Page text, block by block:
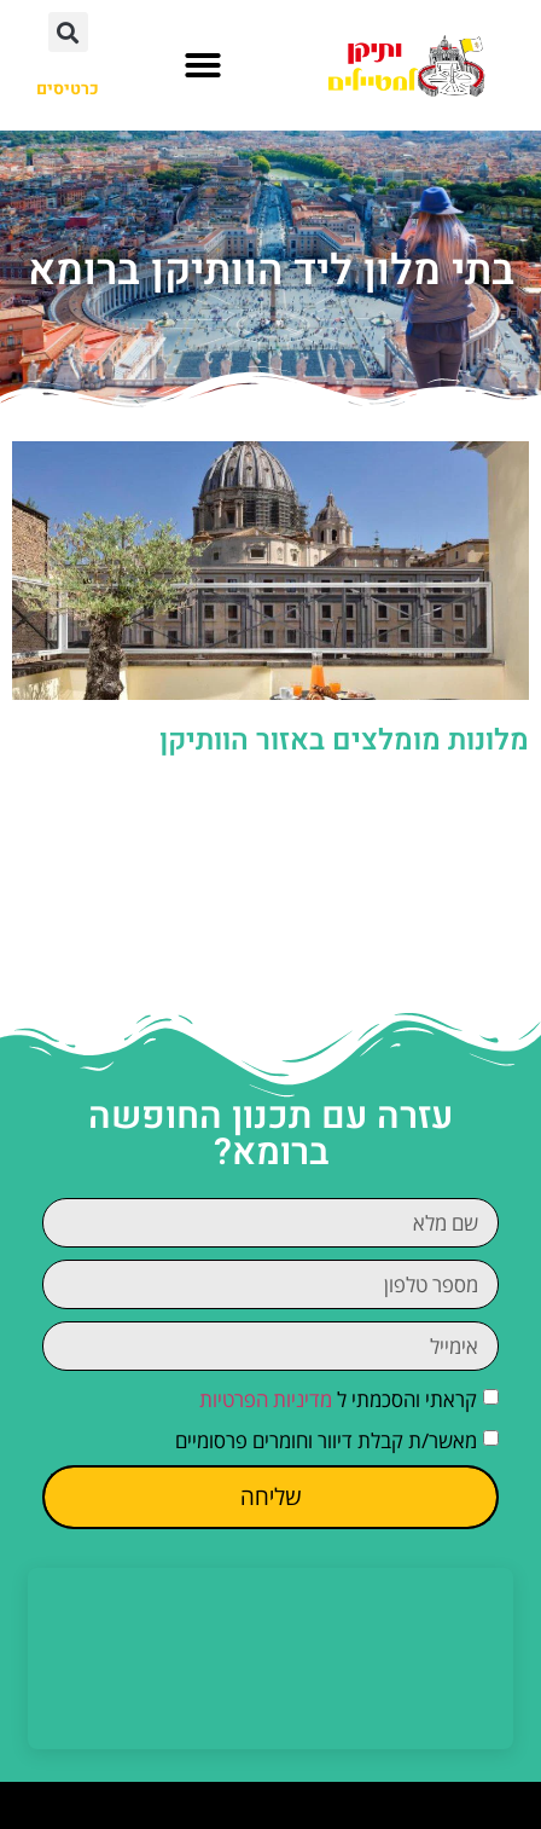
כרטיסים
בתי מלון ליד הוותיקן ברומא
מלונות מומלצים באזור הוותיקן
עזרה עם תכנון החופשה
ברומא?
קראתי והסכמתי ל מדיניות הפרטיות
מאשר/ת קבלת דיוור וחומרים פרסומיים
שליחה